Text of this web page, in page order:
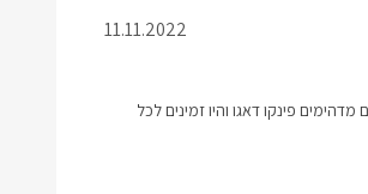
11.11.2022
פינקו דאגו והיו זמינים לכל